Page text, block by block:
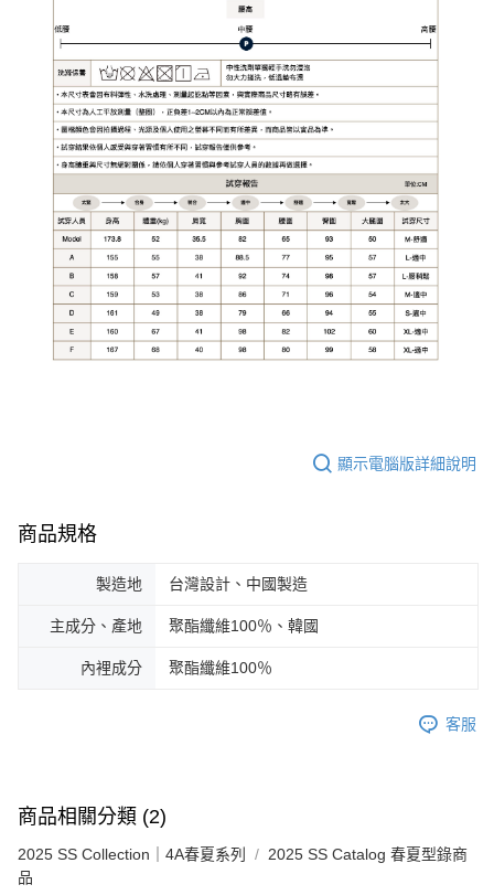
顯示電腦版詳細說明
商品規格
製造地 台灣設計、中國製造
主成分、產地 聚酯纖維100％、韓國
內裡成分 聚酯纖維100％
客服
商品相關分類 (2)
2025 SS Collection｜4A春夏系列
2025 SS Catalog 春夏型錄商
品